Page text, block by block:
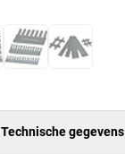
Technische gegevens